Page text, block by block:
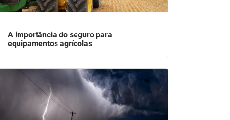
A importância do seguro para
equipamentos agrícolas